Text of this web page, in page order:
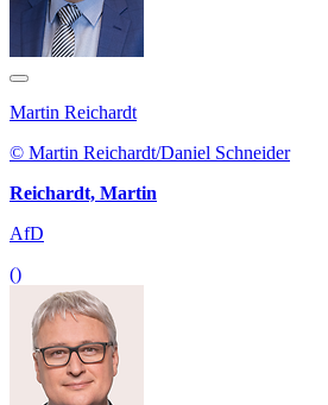
Martin Reichardt
© Martin Reichardt/Daniel Schneider
Reichardt, Martin
AfD
()